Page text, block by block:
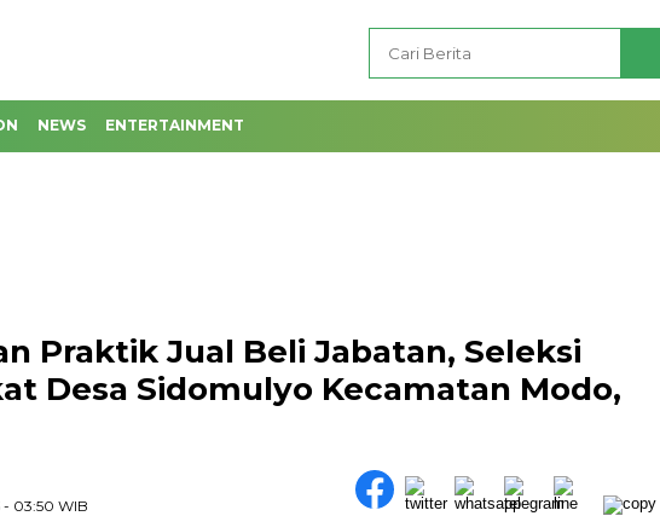
NEWS ENTERTAINMENT
Praktik Jual Beli Jabatan, Seleksi
Desa Sidomulyo Kecamatan Modo,
- 03:50 WIB